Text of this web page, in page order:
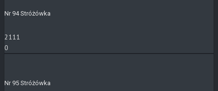
Nr 94 Stróżówka
2111
0
Nr 95 Stróżówka